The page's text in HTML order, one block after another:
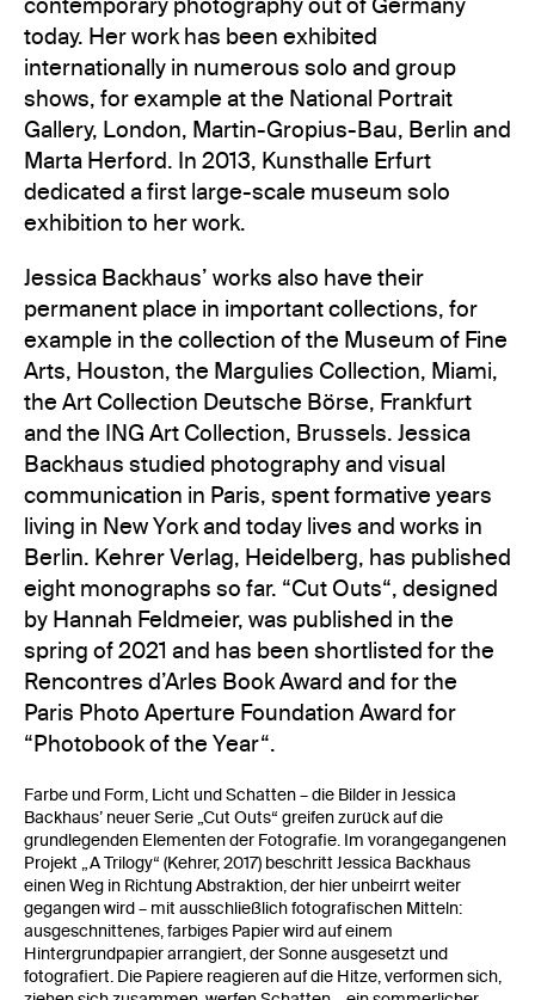
contemporary photography out of Germany
today. Her work has been exhibited
internationally in numerous solo and group
shows, for example at the National Portrait
Gallery, London, Martin-Gropius-Bau, Berlin and
Marta Herford. In 2013, Kunsthalle Erfurt
dedicated a first large-scale museum solo
exhibition to her work.
Jessica Backhaus’ works also have their
permanent place in important collections, for
example in the collection of the Museum of Fine
Arts, Houston, the Margulies Collection, Miami,
the Art Collection Deutsche Börse, Frankfurt
and the ING Art Collection, Brussels. Jessica
Backhaus studied photography and visual
communication in Paris, spent formative years
living in New York and today lives and works in
Berlin. Kehrer Verlag, Heidelberg, has published
eight monographs so far. “Cut Outs“, designed
by Hannah Feldmeier, was published in the
spring of 2021 and has been shortlisted for the
Rencontres d’Arles Book Award and for the
Paris Photo Aperture Foundation Award for
“Photobook of the Year“.
Farbe und Form, Licht und Schatten – die Bilder in Jessica
Backhaus’ neuer Serie „Cut Outs“ greifen zurück auf die
grundlegenden Elementen der Fotografie. Im vorangegangenen
Projekt „A Trilogy“ (Kehrer, 2017) beschritt Jessica Backhaus
einen Weg in Richtung Abstraktion, der hier unbeirrt weiter
gegangen wird – mit ausschließlich fotografischen Mitteln:
ausgeschnittenes, farbiges Papier wird auf einem
Hintergrundpapier arrangiert, der Sonne ausgesetzt und
fotografiert. Die Papiere reagieren auf die Hitze, verformen sich,